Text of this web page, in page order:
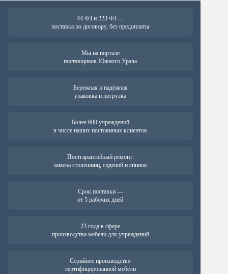
44 ФЗ и 223 ФЗ —
поставка по договору, без предоплаты
Мы на портале
поставщиков Южного Урала
Бережная и надёжная
упаковка и погрузка
Более 600 учреждений
в числе наших постоянных клиентов
Постгарантийный ремонт:
замена столешниц, сидений и спинок
Срок поставки —
от 5 рабочих дней
23 года в сфере
производства мебели для учреждений
Серийное производство
сертифицированной мебели